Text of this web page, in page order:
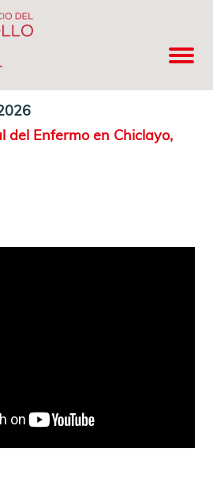
del Enfermo en Chiclayo,